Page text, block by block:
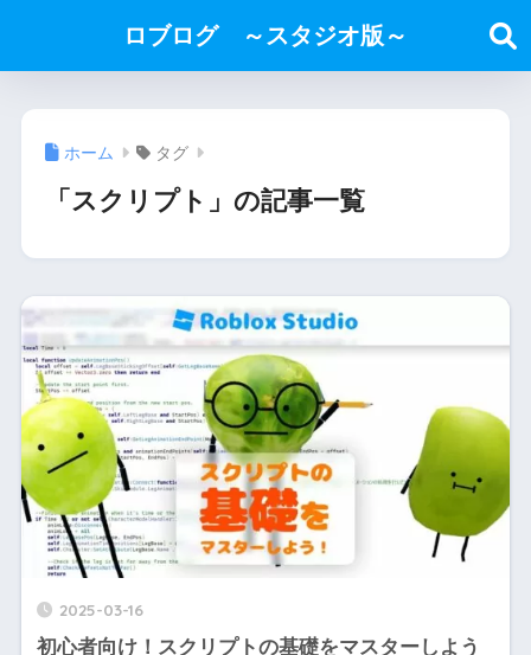
ロブログ ～スタジオ版～
ホーム タグ
「スクリプト」の記事一覧
2025-03-16
初心者向け！スクリプトの基礎をマスターしよう